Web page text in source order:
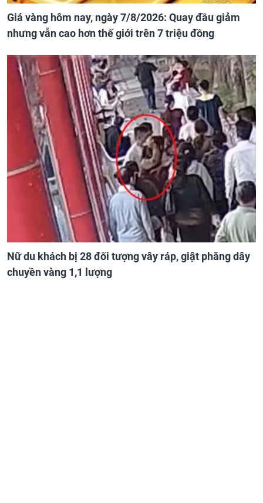
Giá vàng hôm nay, ngày 7/8/2026: Quay đầu giảm
nhưng vẫn cao hơn thế giới trên 7 triệu đồng
Nữ du khách bị 28 đối tượng vây ráp, giật phăng dây
chuyền vàng 1,1 lượng